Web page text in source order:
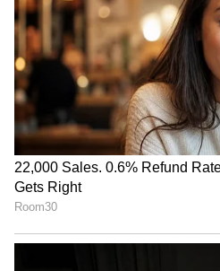
ವೃಶ್ಚಿಕ ರಾಶಿ(Scorpio)
ನಿಯಂತ್ರಣ ಮತ್ತು ಶಕ್ತಿಯ